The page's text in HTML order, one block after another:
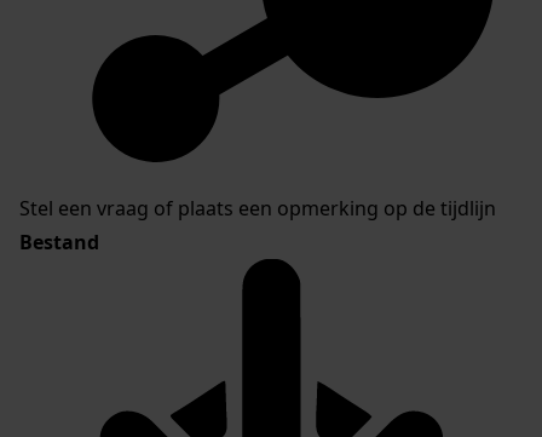
Stel een vraag of plaats een opmerking op de tijdlijn
Bestand